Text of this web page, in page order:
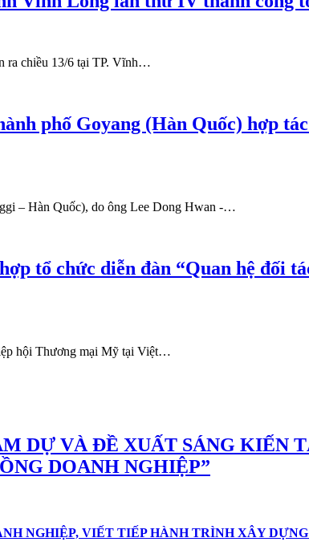
ra chiều 13/6 tại TP. Vĩnh…
phố Goyang (Hàn Quốc) hợp
– Hàn Quốc), do ông Lee Dong Hwan -…
tổ chức diễn đàn “Quan hệ đối
hội Thương mại Mỹ tại Việt…
DỰ VÀ ĐỀ XUẤT SÁNG KIẾN
DOANH NGHIỆP”
NGHIỆP, VIẾT TIẾP HÀNH TRÌNH XÂY